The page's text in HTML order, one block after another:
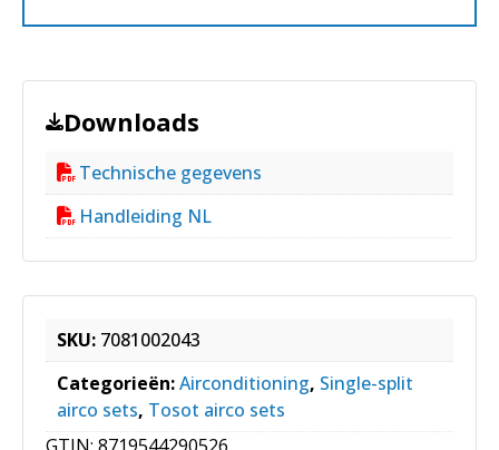
Downloads
Technische gegevens
Handleiding NL
SKU: 7081002043
Categorieën:Airconditioning, Single-split
airco sets, Tosot airco sets